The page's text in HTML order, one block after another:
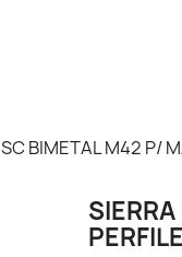
SC BIMETAL M42 P/